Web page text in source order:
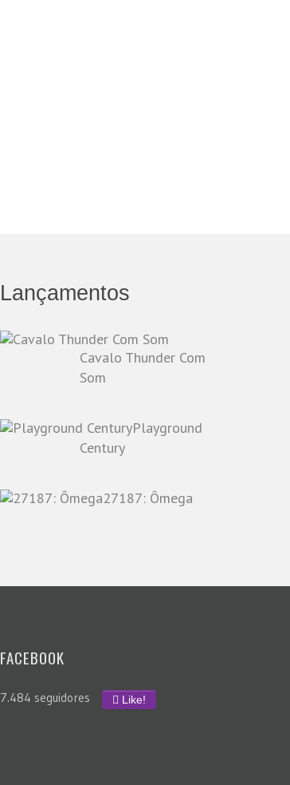
Lançamentos
Cavalo Thunder Com
Som
Playground
Century
27187: Ômega
FACEBOOK
7.484 seguidores Like!